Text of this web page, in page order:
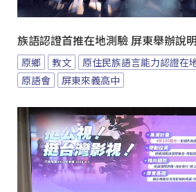
族語認證首推在地測驗 屏東舉辦說
原鄉 教文 原住民族語言能力認證在
原語會
屏東來義高中